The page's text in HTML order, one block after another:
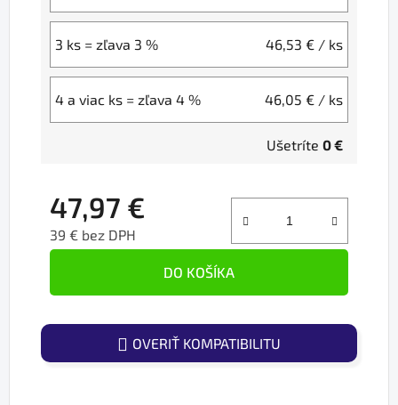
3 ks = zľava 3 % 46,53 € / ks
4 a viac ks = zľava 4 % 46,05 € / ks
Ušetríte 0 €
47,97 €
39 € bez DPH
DO KOŠÍKA
OVERIŤ KOMPATIBILITU